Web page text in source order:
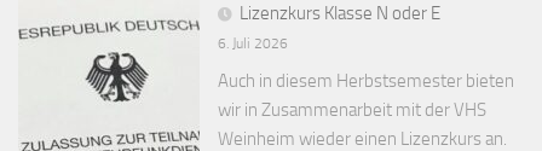
Lizenzkurs Klasse N oder E
6. Juli 2026
Auch in diesem Herbstsemester bieten
wir in Zusammenarbeit mit der VHS
Weinheim wieder einen Lizenzkurs an.